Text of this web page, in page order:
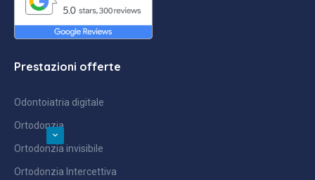
Prestazioni offerte
Odontoiatria digitale
Ortodonzia
Ortodonzia invisibile
Ortodonzia Intercettiva